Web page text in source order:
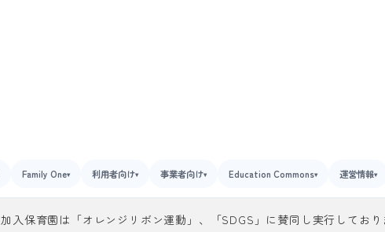
Family One▾ 利用者向け▾ 事業者向け▾ Education Commons▾ 運営情報▾
加入保育園は「オレンジリボン運動」、「SDGS」に賛同し実行してお